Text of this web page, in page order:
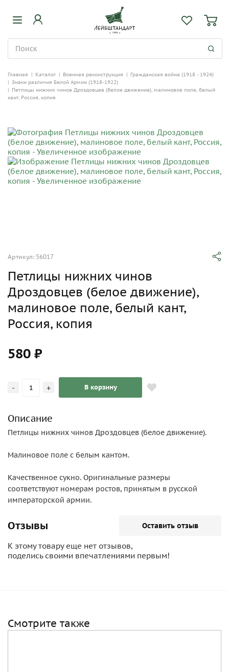
Главная | Каталог | Военная реконструкция | Гражданская война (1918 - 1924)
| Знаки различия Белой Армии (1918-1922)
| Петлицы нижних чинов Дроздовцев (белое движение), малиновое поле, белый
кант, Россия, копия
Артикул: 56017
Петлицы нижних чинов
Дроздовцев (белое движение),
малиновое поле, белый кант,
Россия, копия
580 ₽
- + В корзину
Описание
Петлицы нижних чинов Дроздовцев (белое движение).
Малиновое поле с белым кантом.
Качественное сукно. Оригинальные размеры
соответствуют номерам ростов, принятым в русской
императорской армии.
Отзывы Оставить отзыв
К этому товару еще нет отзывов,
поделись своими впечатлениями первым!
Смотрите также